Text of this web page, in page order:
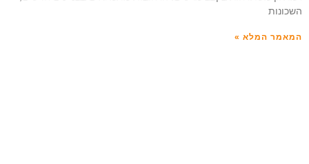
השכונות
המאמר המלא »